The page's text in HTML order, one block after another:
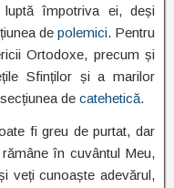
luptă împotriva ei, deși
de polemici. Pentru
Ortodoxe, precum și
Sfinților și a marilor
de catehetică.
fi greu de purtat, dar
în cuvântul Meu,
veți cunoaște adevărul,